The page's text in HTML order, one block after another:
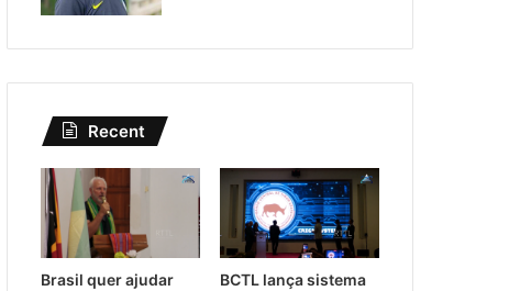
Recent
Brasil quer ajudar
BCTL lança sistema